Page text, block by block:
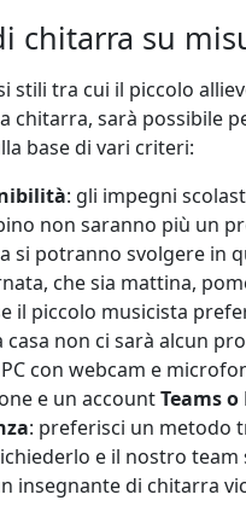
chitarra su
stili tra cui il piccolo
chitarra, sarà possibile
base di vari criteri:
: gli impegni
non saranno più un
si potranno svolgere in
che sia mattina,
il piccolo musicista
casa non ci sarà alcun
con webcam e
e un accountTeams o
: preferisci un metodo
e il nostro team
insegnante di chitarra